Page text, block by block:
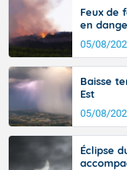
Feux de
en
05/08/
Baisse
Est
05/08/
Éclipse